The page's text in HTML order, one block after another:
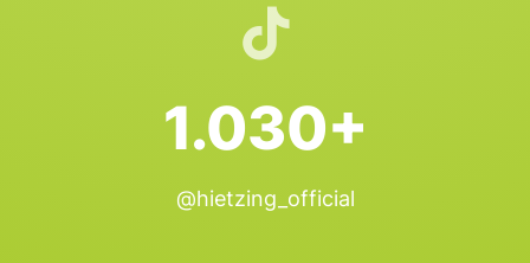
1.030+
@hietzing_official